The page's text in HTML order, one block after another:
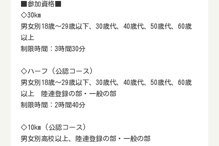
■参加資格■
◇30km
男女別18歳～29歳以下、30歳代、40歳代、50歳代、60歳
以上
制限時間：3時間30分
◇ハーフ (公認コース)
男女別18歳～29歳以下、30歳代、40歳代、50歳代、60歳
以上 陸連登録の部・一般の部
制限時間：2時間40分
◇10km (公認コース)
男女別高校以上、陸連登録の部・一般の部